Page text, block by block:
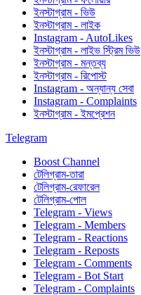
ইনস্টাগ্রাম - ভিউ
ইনস্টাগ্রাম - লাইক
Instagram - AutoLikes
ইনস্টাগ্রাম - লাইভ স্ট্রিম ভিউ
ইনস্টাগ্রাম - মন্তব্য
ইনস্টাগ্রাম - রিপোস্ট
Instagram - অন্যান্য সেবা
Instagram - Complaints
ইনস্টাগ্রাম - ইমপ্রেশন
Telegram
Boost Channel
টেলিগ্রাম-তারা
টেলিগ্রাম-রেফারেল
টেলিগ্রাম-পোল
Telegram - Views
Telegram - Members
Telegram - Reactions
Telegram - Reposts
Telegram - Comments
Telegram - Bot Start
Telegram - Complaints